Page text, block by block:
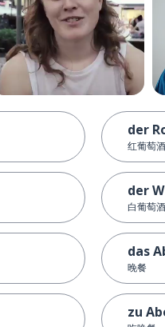
der
红葡萄酒
der
白葡萄酒
das
晚餐
zu